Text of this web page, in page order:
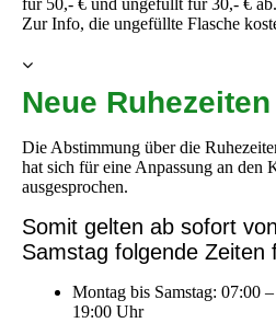
für 50,- € und ungefüllt für 30,- € ab.
Zur Info, die ungefüllte Flasche
Neue Ruhezeiten
Die Abstimmung über die
hat sich für eine Anpassung an den
ausgesprochen.
Somit gelten ab sofort
Samstag folgende Zeiten
Montag bis Samstag: 07:00
19:00 Uhr